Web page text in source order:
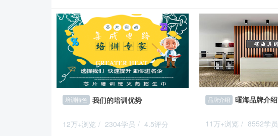
培训特色 我们的培训优势
12万+浏览 / 2304学员 / 4.5评分
品牌介绍 曙海品牌介绍
11万+浏览 / 8552学员